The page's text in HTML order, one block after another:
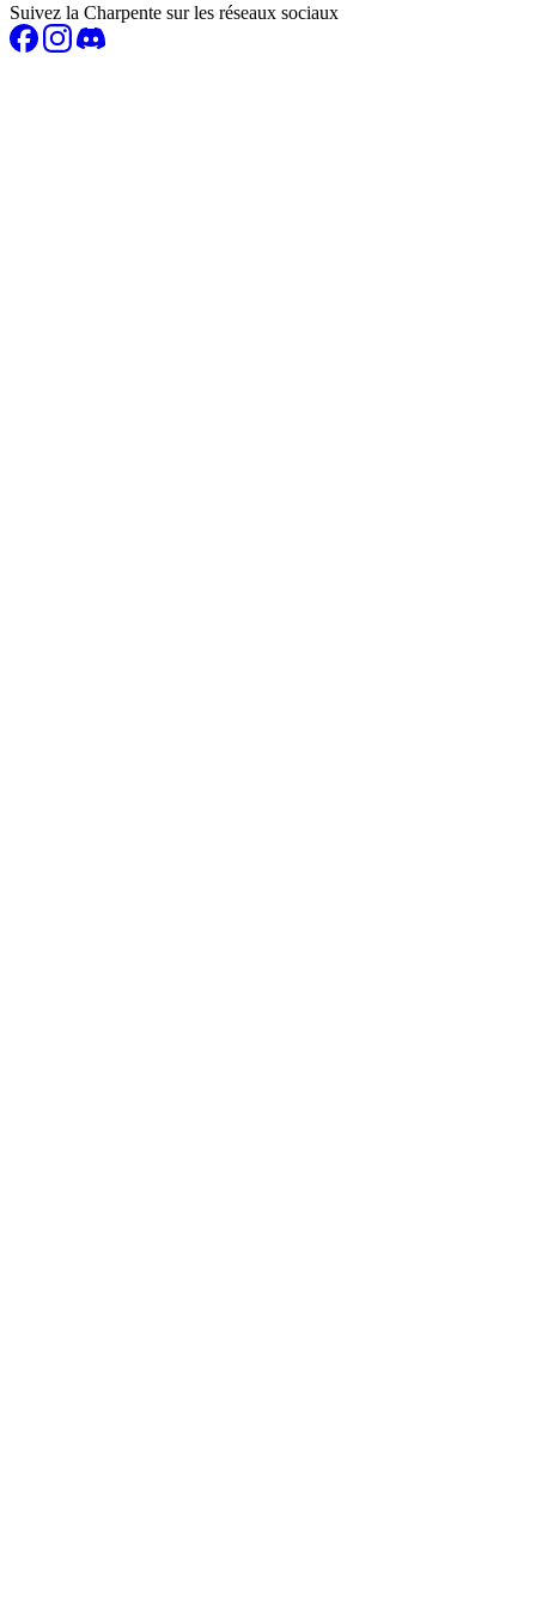
Suivez la Charpente sur les réseaux sociaux